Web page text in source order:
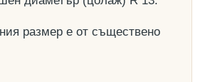
размер е от съществено